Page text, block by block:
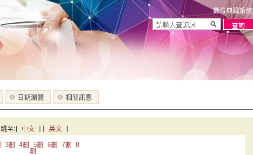
數位典藏系統
日期瀏覽 相關訊息
跳至: [ 中文 ] [ 英文 ]
3劃 4劃 5劃 6劃 7劃
8
劃